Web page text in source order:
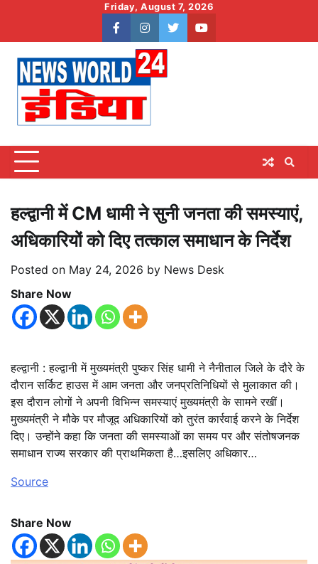
content
Friday, August 7, 2026
facebookinstagram
twitteryoutube
हल्द्वानी में CM धामी ने सुनी जनता की समस्याएं,
अधिकारियों को दिए तत्काल समाधान के निर्देश
Posted on May 24, 2026 by News Desk
Share Now
हल्द्वानी : हल्द्वानी में मुख्यमंत्री पुष्कर सिंह धामी ने नैनीताल जिले के दौरे के
दौरान सर्किट हाउस में आम जनता और जनप्रतिनिधियों से मुलाकात की।
इस दौरान लोगों ने अपनी विभिन्न समस्याएं मुख्यमंत्री के सामने रखीं।
मुख्यमंत्री ने मौके पर मौजूद अधिकारियों को तुरंत कार्रवाई करने के निर्देश
दिए। उन्होंने कहा कि जनता की समस्याओं का समय पर और संतोषजनक
समाधान राज्य सरकार की प्राथमिकता है…इसलिए अधिकार…
Source
Share Now